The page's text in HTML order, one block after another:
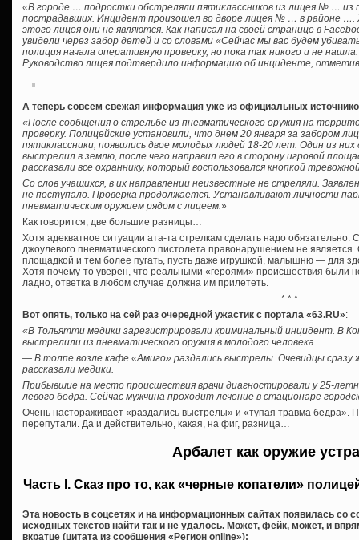
«В городе … подростки обстреляли пятиклассников из лицея № … из
пострадавших. Инцидент произошел во дворе лицея № … в районе ….
этого лицея они не являются. Как написал на своей странице в
увидели через забор детей и со словами «Сейчас мы вас будем
полиция начала оперативную проверку, но пока так никого и не нашла.
Руководство лицея подтвердило информацию об инциденте,
А теперь совсем свежая информация уже из официальных
«После сообщения о стрельбе из пневматического оружия на
проверку. Полицейские установили, что днем 20 января за забором
пятиклассники, появились двое молодых людей 18-20 лет. Один из
выстрелил в землю, после чего направил его в сторону игровой
рассказали все охраннику, который воспользовался кнопкой
Со слов учащихся, в их направлении неизвестные не стреляли.
не поступало. Проверка продолжается. Устанавливают личности
пневматическим оружием рядом с лицеем.»
Как говорится, две большие разницы…
Хотя адекватное ситуации ата-та стрелкам сделать надо обязательно.
джоулевого пневматического пистолета правонарушением не
площадкой и тем более пугать, пусть даже игрушкой, малышню — для
Хотя почему-то уверен, что реальными «героями» происшествия были
ладно, ответка в любом случае должна им прилететь.
* * *
Вот опять, только на сей раз очередной ужастик с портала «63.RU»:
«В Тольятти медики зарегистрировали криминальный инцидент. В
выстрелили из пневматического оружия в молодого человека.
— В толпе возле кафе «Амиго» раздались выстрелы. Очевидцы
рассказали медики.
Прибывшие на место происшествия врачи диагностировали у 25-
левого бедра. Сейчас мужчина проходит лечение в стационаре
Очень настораживает «раздались выстрелы» и «тупая травма бедра».
перепутали. Да и действительно, какая, на фиг, разница…
Арбалет как оружие
Часть I. Сказ про то, как «черные копатели»
Эта новость в соцсетях и на информационных сайтах появилась со
исходных текстов найти так и не удалось. Может, фейк, может, и
вкратце (цитата из сообщения «Регион online»):